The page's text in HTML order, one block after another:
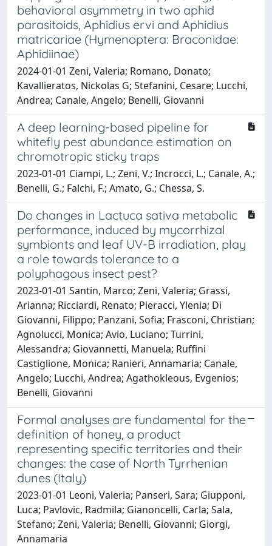
behavioral asymmetry in two aphid
parasitoids, Aphidius ervi and Aphidius
matricariae (Hymenoptera: Braconidae:
Aphidiinae)
2024-01-01 Zeni, Valeria; Romano, Donato;
Kavallieratos, Nickolas G; Stefanini, Cesare; Lucchi,
Andrea; Canale, Angelo; Benelli, Giovanni
A deep learning-based pipeline for
whitefly pest abundance estimation on
chromotropic sticky traps
2023-01-01 Ciampi, L.; Zeni, V.; Incrocci, L.; Canale, A.;
Benelli, G.; Falchi, F.; Amato, G.; Chessa, S.
Do changes in Lactuca sativa metabolic
performance, induced by mycorrhizal
symbionts and leaf UV-B irradiation, play
a role towards tolerance to a
polyphagous insect pest?
2023-01-01 Santin, Marco; Zeni, Valeria; Grassi,
Arianna; Ricciardi, Renato; Pieracci, Ylenia; Di
Giovanni, Filippo; Panzani, Sofia; Frasconi, Christian;
Agnolucci, Monica; Avio, Luciano; Turrini,
Alessandra; Giovannetti, Manuela; Ruffini
Castiglione, Monica; Ranieri, Annamaria; Canale,
Angelo; Lucchi, Andrea; Agathokleous, Evgenios;
Benelli, Giovanni
Formal analyses are fundamental for the
definition of honey, a product
representing specific territories and their
changes: the case of North Tyrrhenian
dunes (Italy)
2023-01-01 Leoni, Valeria; Panseri, Sara; Giupponi,
Luca; Pavlovic, Radmila; Gianoncelli, Carla; Sala,
Stefano; Zeni, Valeria; Benelli, Giovanni; Giorgi,
Annamaria